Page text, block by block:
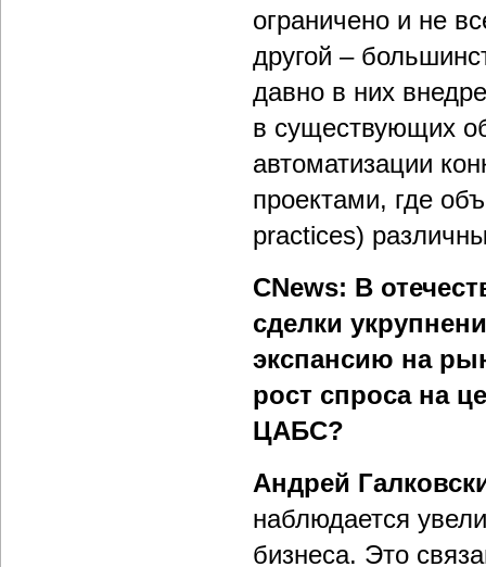
ограничено и не
другой –
давно в них
в существующих
автоматизации
проектами, где
practices)
CNews: В
сделки
экспансию на
рост спроса на
ЦАБС?
Андрей
наблюдается
бизнеса. Это